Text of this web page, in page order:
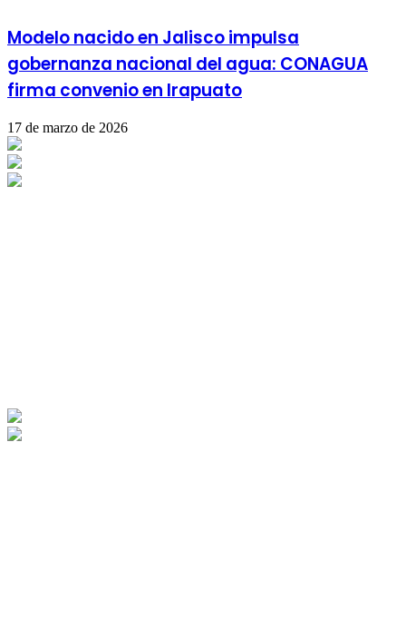
Modelo nacido en Jalisco impulsa
gobernanza nacional del agua: CONAGUA
firma convenio en Irapuato
17 de marzo de 2026